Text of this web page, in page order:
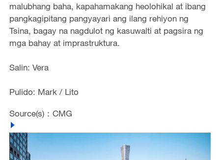
malubhang baha, kapahamakang heolohikal at ibang
pangkagipitang pangyayari ang ilang rehiyon ng
Tsina, bagay na nagdulot ng kasuwalti at pagsira ng
mga bahay at imprastruktura.
Salin: Vera
Pulido: Mark / Lito
Source(s)：CMG